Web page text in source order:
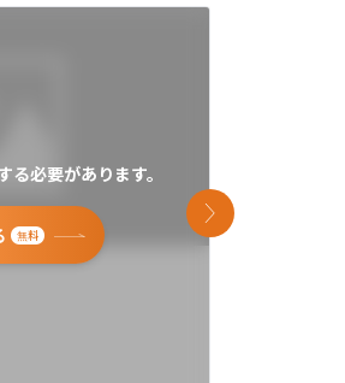
必要があります。
無料
次のスライド